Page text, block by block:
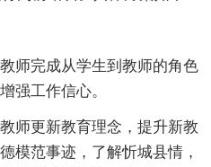
师完成从学生到教师的角色
强工作信心。
师更新教育理念，提升新教
模范事迹，了解忻城县情，